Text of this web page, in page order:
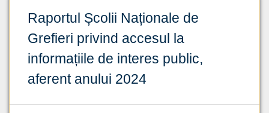
Raportul Școlii Naționale de
Grefieri privind accesul la
informațiile de interes public,
aferent anului 2024